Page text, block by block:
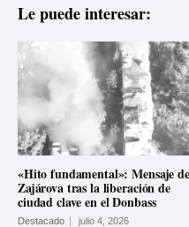
Le puede interesar:
«Hito fundamental»: Mensaje de
Zajárova tras la liberación de
ciudad clave en el Donbass
Destacado julio 4, 2026